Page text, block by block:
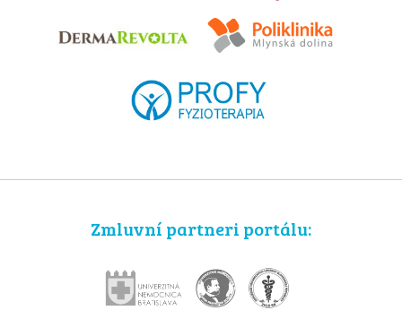
Zmluvní partneri portálu: